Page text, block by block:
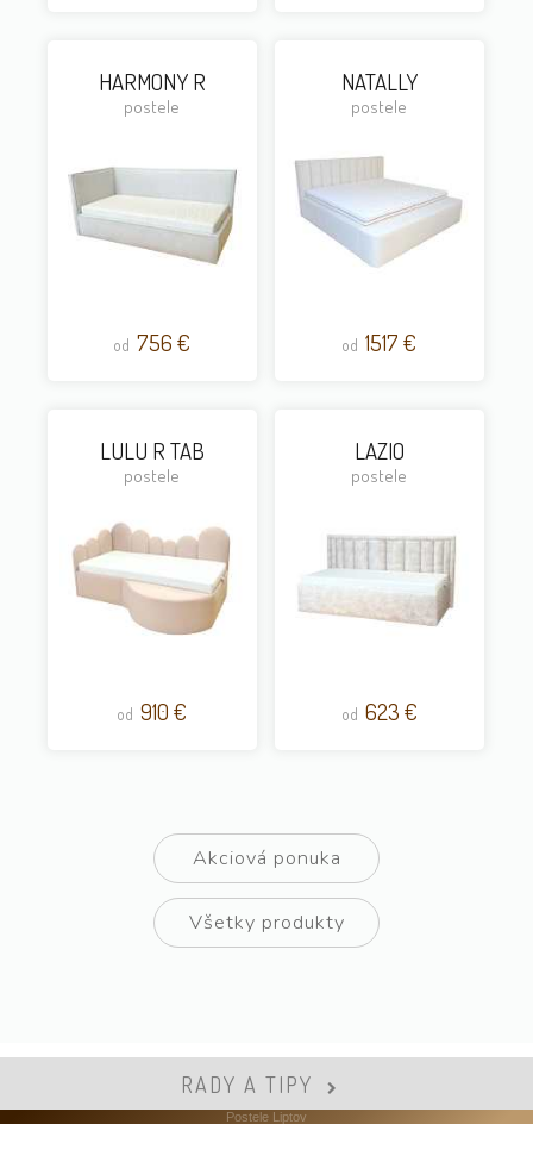
HARMONY R
postele
od 756 €
NATALLY
postele
od 1517 €
LULU R TAB
postele
od 910 €
LAZIO
postele
od 623 €
Akciová ponuka
Všetky produkty
RADY A TIPY
Postele Liptov